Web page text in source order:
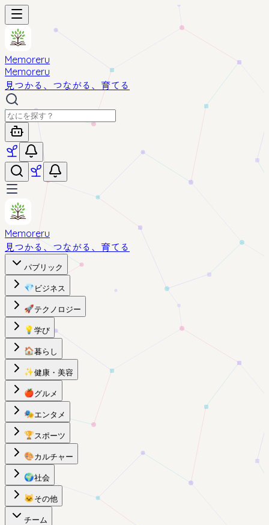
Memoreru
Memoreru
見つかる、つながる、育てる
Memoreru
見つかる、つながる、育てる
パブリック
💎 ビジネス
🚀テクノロジー
💡 学び
🏠暮らし
✨健康・美容
🍎グルメ
🎭エンタメ
🏆スポーツ
🎨カルチャー
🌍社会
🐱 その他
チーム